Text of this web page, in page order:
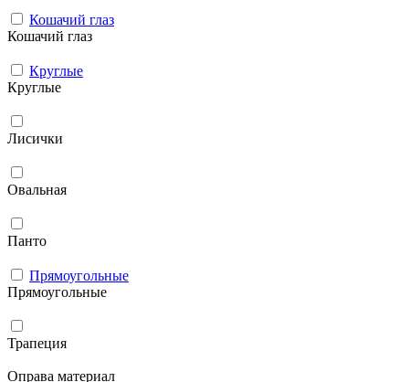
Кошачий глаз
Кошачий глаз
Круглые
Круглые
Лисички
Овальная
Панто
Прямоугольные
Прямоугольные
Трапеция
Оправа материал